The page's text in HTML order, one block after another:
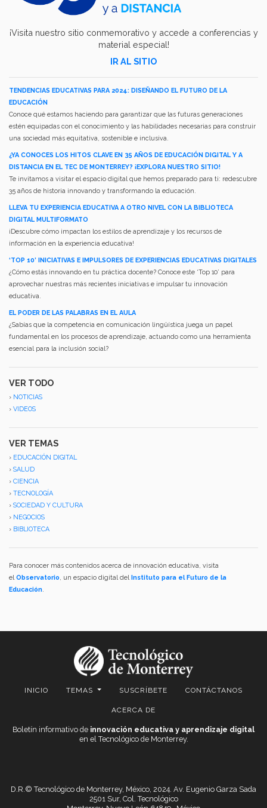
¡Visita nuestro sitio conmemorativo y accede a conferencias y
material especial!
IR AL SITIO
TENDENCIAS EDUCATIVAS PARA 2024: DISEÑANDO EL FUTURO DE LA
EDUCACIÓN
Conoce qué estamos haciendo para garantizar que las futuras generaciones
estén equipadas con el conocimiento y las habilidades necesarias para construir
una sociedad más equitativa, sostenible e inclusiva.
¿YA CONOCES LOS HITOS CLAVE EN 35 AÑOS DE EDUCACIÓN DIGITAL Y A
DISTANCIA EN EL TEC DE MONTERREY? ¡EXPLORA NUESTRO SITIO!
Te invitamos a visitar el espacio digital que hemos preparado para ti: redescubre
35 años de historia innovando y transformando la educación.
LLEVA TU EXPERIENCIA EDUCATIVA A OTRO NIVEL CON LA BIBLIOTECA
DIGITAL MULTIFORMATO
¡Descubre cómo impactan los estilos de aprendizaje y los recursos de
información en la experiencia educativa!
‘TOP 10’ INICIATIVAS E IMPULSORES DE EXPERIENCIAS EDUCATIVAS DIGITALES
¿Cómo estás innovando en tu práctica docente? Conoce este ‘Top 10’ para
aprovechar nuestras más recientes iniciativas e impulsar tu innovación
educativa.
EL PODER DE LAS PALABRAS EN EL AULA
¿Sabías que la competencia en comunicación lingüística juega un papel
fundamental en los procesos de aprendizaje, actuando como una herramienta
esencial para la inclusión social?
VER TODO
› NOTICIAS
› VIDEOS
VER TEMAS
› EDUCACIÓN DIGITAL
› SALUD
› CIENCIA
› TECNOLOGÍA
› SOCIEDAD Y CULTURA
› NEGOCIOS
› BIBLIOTECA
Para conocer más contenidos acerca de innovación educativa, visita
elObservatorio, un espacio digital del Instituto para el Futuro de la
Educación.
INICIO TEMAS SUSCRÍBETE CONTÁCTANOS
ACERCA DE
Boletín informativo de innovación educativa y aprendizaje digital
en el Tecnológico de Monterrey.
D.R.© Tecnológico de Monterrey, México, 2024. Av. Eugenio Garza Sada
2501 Sur, Col. Tecnológico